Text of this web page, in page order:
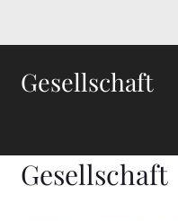
Gesellschaft
Gesellschaft